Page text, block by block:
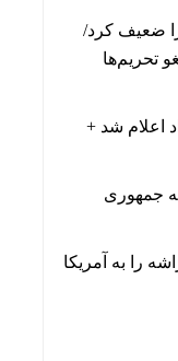
را ضعیف کرد/
تحریم‌ها
امروز ۱۱ خرداد اعلام شد +
جمهوری
را به آمریکا